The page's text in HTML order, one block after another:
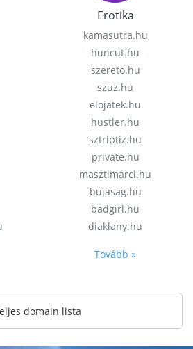
Erotika
kamasutra.hu
huncut.hu
szereto.hu
szuz.hu
elojatek.hu
hustler.hu
sztriptiz.hu
private.hu
masztimarci.hu
bujasag.hu
badgirl.hu
diaklany.hu
Tovább »
domain lista